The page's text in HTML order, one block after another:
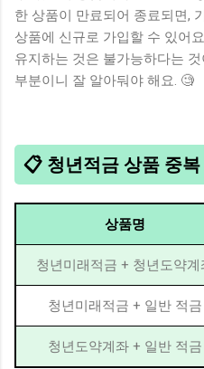
한 상품이 만료되어 종료되면,
상품에 신규로 가입할 수 있어
유지하는 것은 불가능하다는
부분이니 잘 알아둬야 해요. 🧐
📋 청년적금 상품 중
상품명
청년미래적금 + 청년도약계
청년미래적금 + 일반 적금
청년도약계좌 + 일반 적금